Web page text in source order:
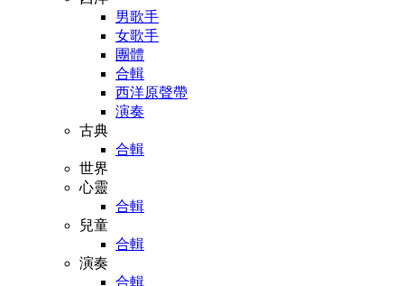
男歌手
女歌手
團體
合輯
西洋原聲帶
演奏
古典
合輯
世界
心靈
合輯
兒童
合輯
演奏
合輯